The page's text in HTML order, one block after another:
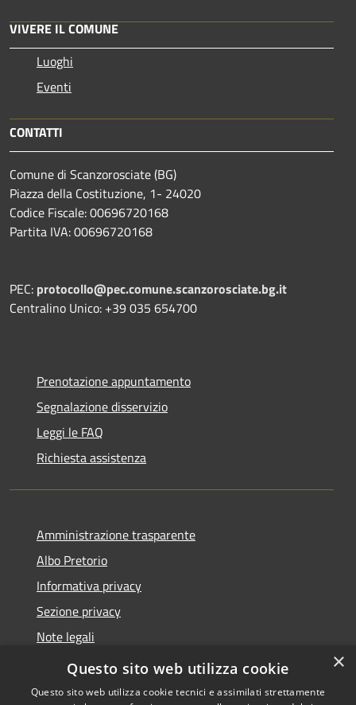
VIVERE IL COMUNE
Luoghi
Eventi
CONTATTI
Comune di Scanzorosciate (BG)
Piazza della Costituzione, 1- 24020
Codice Fiscale: 00696720168
Partita IVA: 00696720168
PEC: protocollo@pec.comune.scanzorosciate.bg.it
Centralino Unico: +39 035 654700
Prenotazione appuntamento
Segnalazione disservizio
Leggi le FAQ
Richiesta assistenza
Amministrazione trasparente
Albo Pretorio
Informativa privacy
Sezione privacy
Note legali
Dichiarazione di accessibilità
×
Questo sito web utilizza cookie
Questo sito web utilizza cookie tecnici e assimilati strettamente